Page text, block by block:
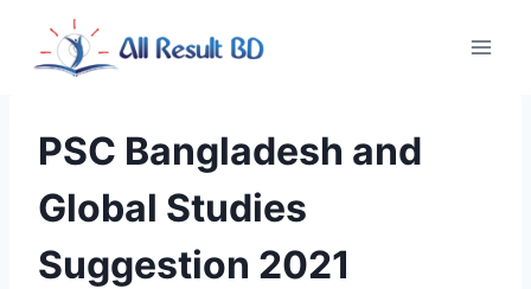
content
PSC Bangladesh and
Global Studies
Suggestion 2021